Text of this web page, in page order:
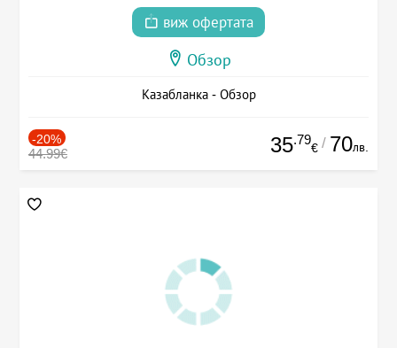
виж офертата
Обзор
Казабланка - Обзор
-20%
44.99€ 35.79
€ / 70лв.